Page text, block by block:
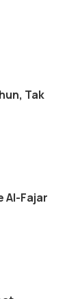
Tak
Al-Fajar